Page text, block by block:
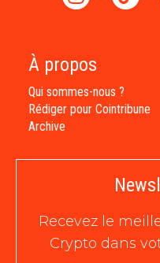
À propos
Qui sommes-nous ?
Rédiger pour Cointribune
Archive
Recevez le
Crypto dans